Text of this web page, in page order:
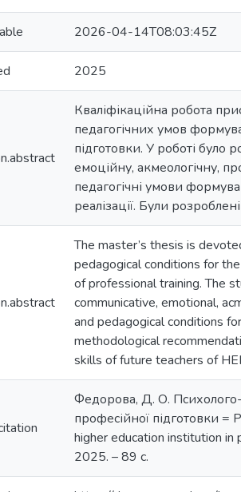
2026-04-14T08:03:45Z
2025
Кваліфікаційна робота
педагогічних умов
підготовки. У роботі
емоційну, акмеологічну,
педагогічні умови
реалізації. Були
The master’s thesis is
pedagogical conditions for
of professional training. The
communicative, emotional,
and pedagogical conditions
methodological
skills of future teachers of
Федорова, Д. О. Психолого-
професійної підготовки
higher education institution in
2025. – 89 с.